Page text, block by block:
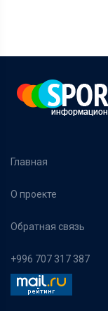
Главная
О проекте
Обратная связь
+996 707 317 387